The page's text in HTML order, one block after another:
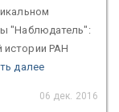
"Наблюдатель":
истории РАН
далее
06 дек. 2016